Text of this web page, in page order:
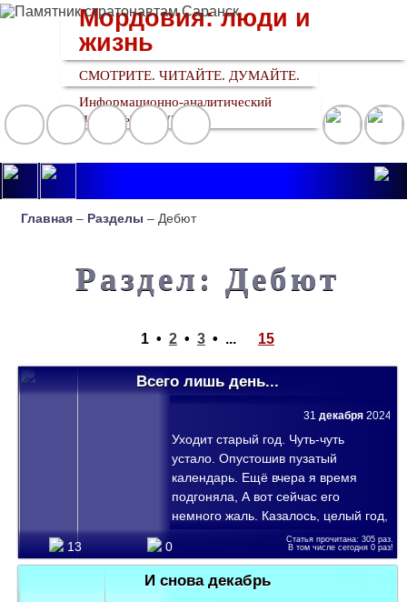
Мордовия: люди и
жизнь
СМОТРИТЕ. ЧИТАЙТЕ. ДУМАЙТЕ.
Информационно-аналитический
медийный ресурс
Главная – Разделы – Дебют
Раздел: Дебют
1 • 2 • 3 • ... 15
Всего лишь день...
31 декабря2024
Уходит старый год. Чуть-чуть
устало. Опустошив пузатый
календарь. Ещё вчера я время
подгоняла, А вот сейчас его
немного жаль. Казалось, целый год,
он бесконечен – Хотелось много
счастья загадать. Остался только
день. Последний вечер. И будем
год минувшим называть. Звонить
13 0
Статья прочитана: 305раз.
В том числе сегодня 0раз!
И снова декабрь